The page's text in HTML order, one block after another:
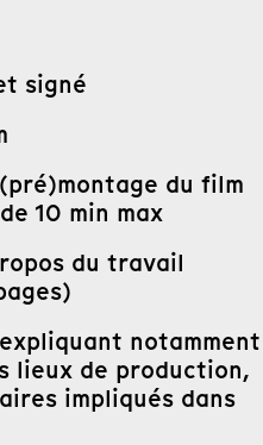
signé
du film
10 min max
du travail
notamment
lieux de production,
impliqués dans